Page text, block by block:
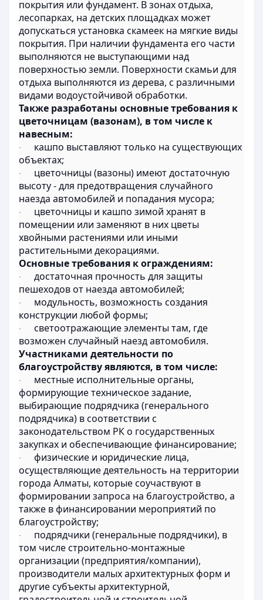
покрытия или фундамент. В зонах отдыха,
лесопарках, на детских площадках может
допускаться установка скамеек на мягкие виды
покрытия. При наличии фундамента его части
выполняются не выступающими над
поверхностью земли. Поверхности скамьи для
отдыха выполняются из дерева, с различными
видами водоустойчивой обработки.
Также разработаны основные требования к
цветочницам (вазонам), в том числе к
навесным:
·
кашпо выставляют только на существующих
объектах;
·
цветочницы (вазоны) имеют достаточную
высоту - для предотвращения случайного
наезда автомобилей и попадания мусора;
·
цветочницы и кашпо зимой хранят в
помещении или заменяют в них цветы
хвойными растениями или иными
растительными декорациями.
Основные требования к ограждениям:
·
достаточная прочность для защиты
пешеходов от наезда автомобилей;
·
модульность, возможность создания
конструкции любой формы;
·
светоотражающие элементы там, где
возможен случайный наезд автомобиля.
Участниками деятельности по
благоустройству являются, в том числе:
·
местные исполнительные органы,
формирующие техническое задание,
выбирающие подрядчика (генерального
подрядчика) в соответствии с
законодательством РК о государственных
закупках и обеспечивающие финансирование;
·
физические и юридические лица,
осуществляющие деятельность на территории
города Алматы, которые соучаствуют в
формировании запроса на благоустройство, а
также в финансировании мероприятий по
благоустройству;
·
подрядчики (генеральные подрядчики), в
том числе строительно-монтажные
организации (предприятия/компании),
производители малых архитектурных форм и
другие субъекты архитектурной,